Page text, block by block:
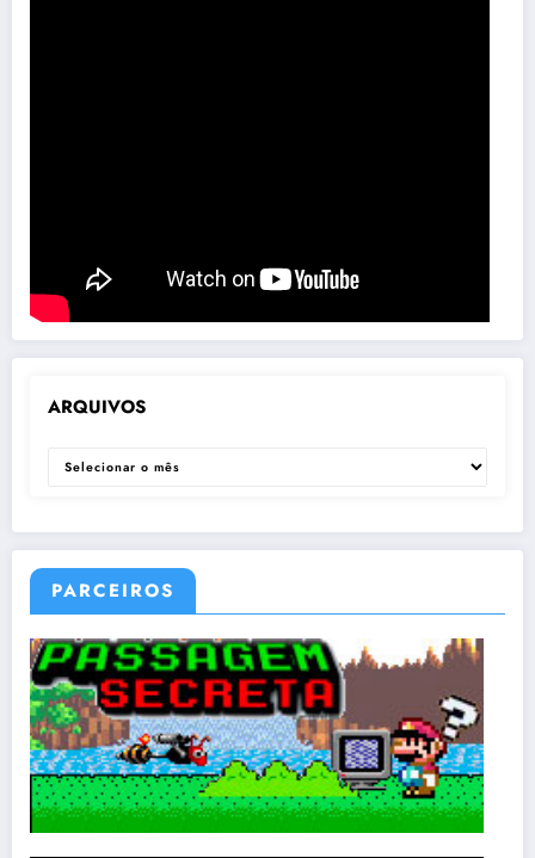
ARQUIVOS
ARQUIVOS
PARCEIROS